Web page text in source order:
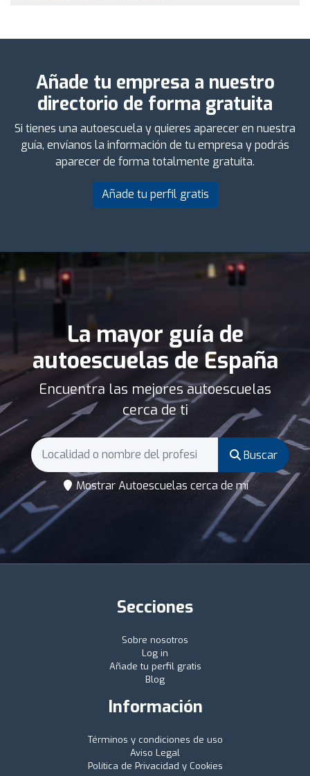
Añade tu empresa a nuestro
directorio de forma gratuita
Si tienes una autoescuela y quieres aparecer en nuestra
guía, envíanos la información de tu empresa y podrás
aparecer de forma totalmente gratuita.
Añade tu perfil gratis
La mayor guía de
autoescuelas de España
Encuentra las mejores autoescuelas
cerca de ti
Buscar
Mostrar Autoescuelas cerca de mí
Secciones
Sobre nosotros
Log in
Añade tu perfil gratis
Blog
Información
Términos y condiciones de uso
Aviso Legal
Política de Privacidad y Cookies